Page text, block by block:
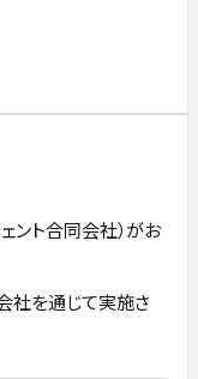
ント合同会社）がお
社を通じて実施さ